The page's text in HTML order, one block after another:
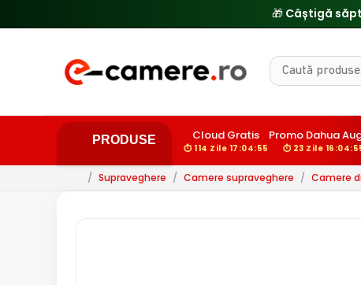
PRODUSE Cloud Gratis
⏱ 114 Zile 17:04:54
Promo Dahua
⏱ 23 Zile
/ Supraveghere / Camere supraveghere / Camere